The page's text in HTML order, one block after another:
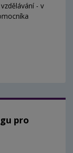
- v
pro